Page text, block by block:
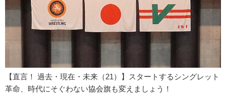
【直言！ 過去・現在・未来（21）】スタートするシングレット
革命、時代にそぐわない協会旗も変えましょう！